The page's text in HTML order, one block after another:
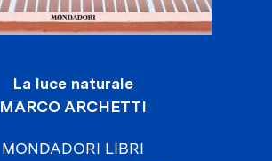
La luce naturale
MARCO ARCHETTI
MONDADORI LIBRI